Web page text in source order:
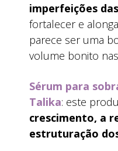
imperfeições
fortalecer e
parece ser uma
volume bonito
Sérum para
Talika: este
crescimento, a
estruturação